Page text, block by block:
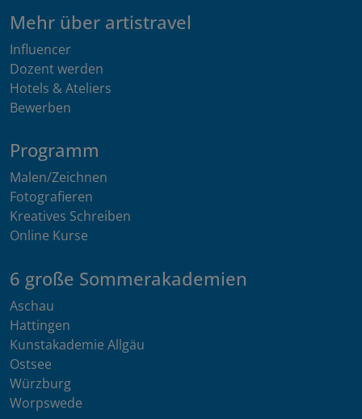
Mehr über artistravel
Influencer
Dozent werden
Hotels & Ateliers
Bewerben
Programm
Malen/Zeichnen
Fotografieren
Kreatives Schreiben
Online Kurse
6 große Sommerakademien
Aschau
Hattingen
Kunstakademie Allgäu
Ostsee
Würzburg
Worpswede